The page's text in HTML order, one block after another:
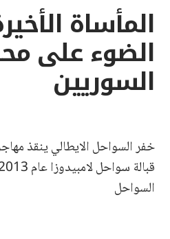
المأساة
الضوء على
السوريين
خفر السواحل الايطالي ينقذ
السواحل